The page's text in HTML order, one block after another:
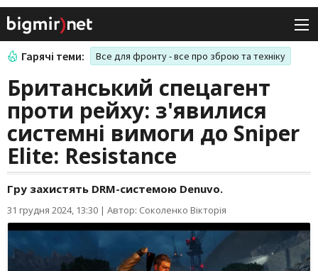
Гарячі теми: Все для фронту - все про зброю та техніку
Британський спецагент
проти рейху: з'явилися
системні вимоги до Sniper
Elite: Resistance
Гру захистять DRM-системою Denuvo.
31 грудня 2024, 13:30 | Автор: Соколенко Вікторія